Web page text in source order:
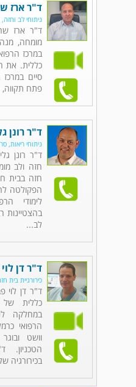
ד"ר ארז
ניתוחי לב
ד"ר ארז
מומחה,
במרכז
כללית. את
סיים במרכז
פתח תקווה,
ד"ר רונן
ניתוחי ריאות,
ד"ר רונן
חזה ולב
חזה בבית
הפקולטה
לימודי
בהצטיינות
לב...
ד"ר דן
כירורגיית בית
ד"ר דן לוי
כללית
במחלקה
הרפואי
וושט
בכירורגיה